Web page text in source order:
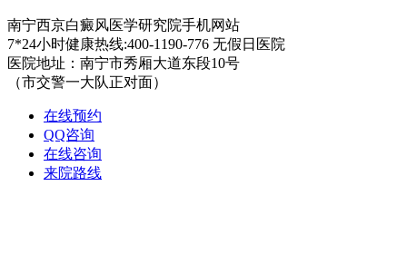
南宁西京白癜风医学研究院手机网站
7*24小时健康热线:400-1190-776 无假日医院
医院地址：南宁市秀厢大道东段10号
（市交警一大队正对面）
在线预约
QQ咨询
在线咨询
来院路线